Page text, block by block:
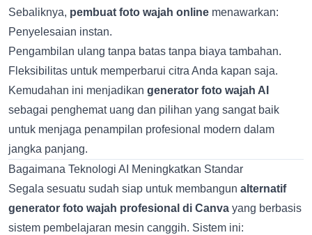
Sebaliknya, pembuat foto wajah online menawarkan:
Penyelesaian instan.
Pengambilan ulang tanpa batas tanpa biaya tambahan.
Fleksibilitas untuk memperbarui citra Anda kapan saja.
Kemudahan ini menjadikan generator foto wajah AI
sebagai penghemat uang dan pilihan yang sangat baik
untuk menjaga penampilan profesional modern dalam
jangka panjang.
Bagaimana Teknologi AI Meningkatkan Standar
Segala sesuatu sudah siap untuk membangun alternatif
generator foto wajah profesional di Canva yang berbasis
sistem pembelajaran mesin canggih. Sistem ini: